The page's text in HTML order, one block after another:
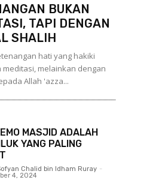
BUKAN
TAPI DENGAN
SHALIH
melainkan dengan
Allah 'azza...
MASJID ADALAH
YANG PALING
Chalid bin Idham Ruray -
4, 2024